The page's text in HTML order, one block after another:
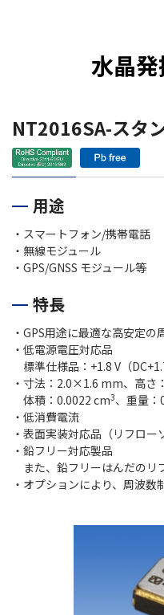
水晶発
NT2016SA-スタ
用途
・スマートフォン/携帯電話
・無線モジュール
・GPS/GNSS モジュール等
特長
・GPS用途に最適な高安定の
・低電源電圧対応品
標準仕様品：+1.8 V（
・寸法：2.0×1.6 mm、高さ
体積：0.0022 cm3、重量：
・低消費電流
・表面実装対応品（リフロー
・鉛フリー対応製品
また、鉛フリーはんだのリ
・オプションにより、周波